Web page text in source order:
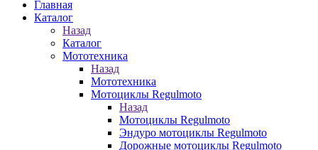
Главная
Каталог
Назад
Каталог
Мототехника
Назад
Мототехника
Мотоциклы Regulmoto
Назад
Мотоциклы Regulmoto
Эндуро мотоциклы Regulmoto
Дорожные мотоциклы Regulmoto